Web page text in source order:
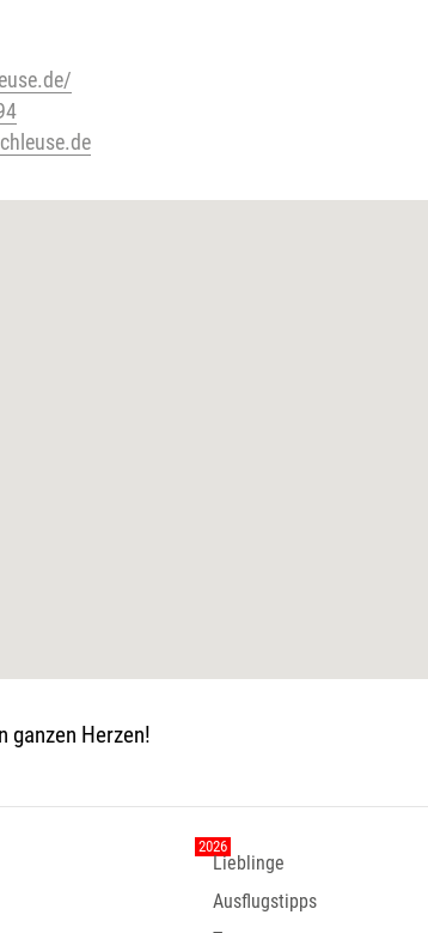
ganzen Herzen!
Lieblinge
Ausflugstipps